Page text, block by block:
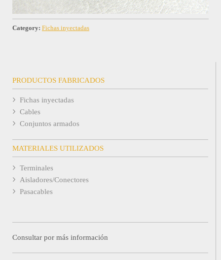
Category: Fichas inyectadas
PRODUCTOS FABRICADOS
Fichas inyectadas
Cables
Conjuntos armados
MATERIALES UTILIZADOS
Terminales
Aisladores/Conectores
Pasacables
Consultar por más información